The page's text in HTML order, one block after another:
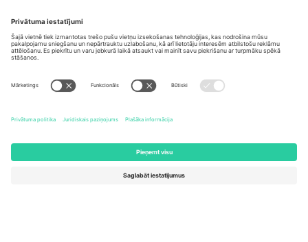
United States
Newark, Delaware 19713, United
Switzerland
Engelberg, Switzerland
Regus Sofia City West, bul
Totleben 53-55, 1606 Sofia,
UAE Dubai Silicon Oasis, DDP
Building A1, Office 302, Dubai,
United Arab Emirates